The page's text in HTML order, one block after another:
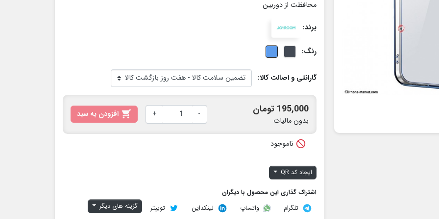
محافظت از دوربین
برند:
رنگ:
گارانتی و اصالت کالا:
195,000 تومان
بدون مالیات
-
+

 ناموجود
ایجاد کد QR
اشتراک گذاری این محصول با دیگران
تلگرام
واتساپ لینکداین توییتر گزینه های دیگر